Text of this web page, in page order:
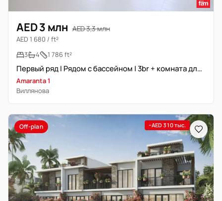
AED 3 млн AED 3,3 млн
AED 1 680 / ft²
3
4 1 786 ft²
Первый ряд | Рядом с бассейном | 3br + комната для прислуги
Amaranta 1
Виллянова
Off-plan −AED 310 тыс.